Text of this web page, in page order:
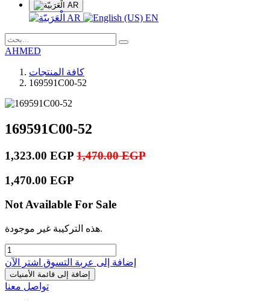
AR
AR EN
AHMED
كافة المنتجات
169591C00-52
169591C00-52
1,323.00 EGP 1,470.00EGP
1,470.00 EGP
Not Available For Sale
هذه التركيبة غير موجودة.
إضافة إلى عربة التسوق اشترِ الآن
إضافة إلى قائمة الأمنيات
تواصل معنا